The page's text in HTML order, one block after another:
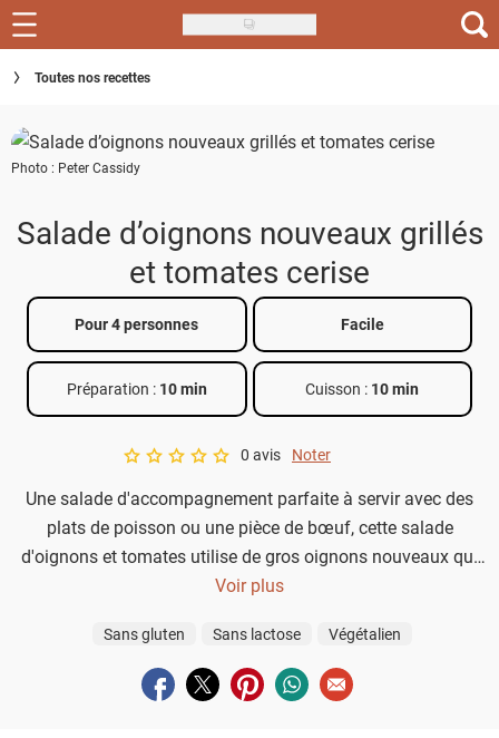
Skip
to
main
Recettes
Inspirations
Conseils
Menu de la semaine
Téléchargez l'app Saveurs Recettes
Index des recettes
Guide d'achat
Toutes nos recettes
Photo : Peter Cassidy
Salade d’oignons nouveaux grillés
et tomates cerise
Pour 4 personnes Facile
Préparation : 10 min Cuisson : 10 min
A star rating of 0 out of 5.
0 avis Noter
Une salade d'accompagnement parfaite à servir avec des
plats de poisson ou une pièce de bœuf, cette salade
d'oignons et tomates utilise de gros oignons nouveaux qui
ne ramolliront pas à la cuisson.
Voir plus
Sans gluten Sans lactose Végétalien
Partager sur facebook
Partager sur twitter
Partager sur pinterest
Partager sur whatsapp
Envoyer à un ami